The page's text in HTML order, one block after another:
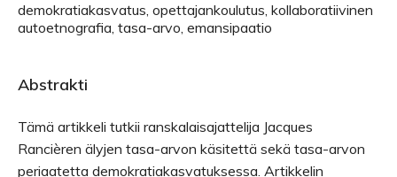
demokratiakasvatus, opettajankoulutus, kollaboratiivinen
autoetnografia, tasa-arvo, emansipaatio
Abstrakti
Tämä artikkeli tutkii ranskalaisajattelija Jacques
Rancièren älyjen tasa-arvon käsitettä sekä tasa-arvon
periaatetta demokratiakasvatuksessa. Artikkelin